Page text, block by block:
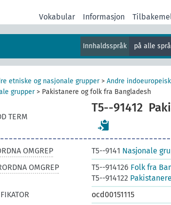
Vokabular Informasjon
Innhaldsspråk på alle
etniske og nasjonale grupper> Andre
grupper> Pakistanere og folk fra Bangladesh
TERM
T5--91412
OMGREP T5--9141 Nasjonale
OMGREP
T5--914126 Folk fra
T5--914122 Pakistanere
ocd00151115